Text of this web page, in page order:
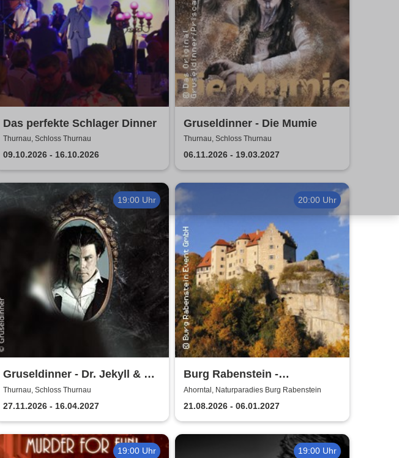
Das perfekte Schlager Dinner
Thurnau, Schloss Thurnau
09.10.2026 - 16.10.2026
Gruseldinner - Die Mumie
Thurnau, Schloss Thurnau
06.11.2026 - 19.03.2027
19:00 Uhr
Gruseldinner - Dr. Jekyll & Mr.
Hyde
Thurnau, Schloss Thurnau
27.11.2026 - 16.04.2027
20:00 Uhr
Burg Rabenstein -
Burgkonzerte
Ahorntal, Naturparadies Burg Rabenstein
21.08.2026 - 06.01.2027
19:00 Uhr 19:00 Uhr